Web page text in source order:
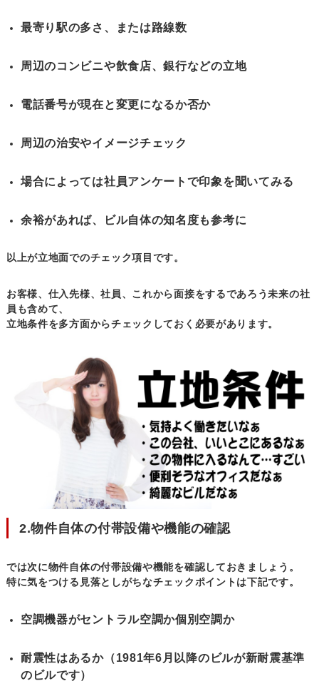
最寄り駅の多さ、または路線数
周辺のコンビニや飲食店、銀行などの立地
電話番号が現在と変更になるか否か
周辺の治安やイメージチェック
場合によっては社員アンケートで印象を聞いてみる
余裕があれば、ビル自体の知名度も参考に
以上が立地面でのチェック項目です。
お客様、仕入先様、社員、これから面接をするであろう未来の社
員も含めて、
立地条件を多方面からチェックしておく必要があります。
2.物件自体の付帯設備や機能の確認
では次に物件自体の付帯設備や機能を確認しておきましょう。
特に気をつける見落としがちなチェックポイントは下記です。
空調機器がセントラル空調か個別空調か
耐震性はあるか（1981年6月以降のビルが新耐震基準
のビルです）